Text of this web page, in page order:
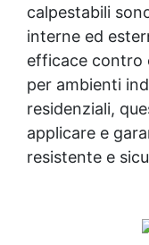
calpestabili
interne ed
efficace contro
per ambienti
residenziali,
applicare e
resistente e